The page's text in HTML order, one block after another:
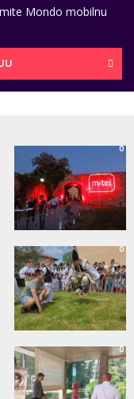
Mondo mobilnu
0
0
0